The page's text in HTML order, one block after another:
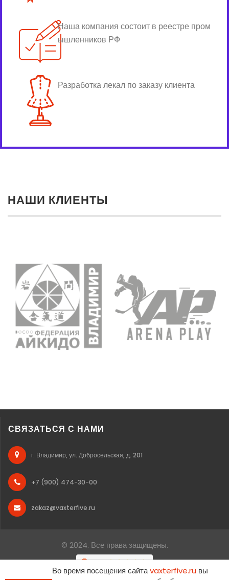
Наша компания состоит в реестре пром
ышленников РФ
Разработка лекал по заказу клиента
НАШИ КЛИЕНТЫ
СВЯЗАТЬСЯ С НАМИ
г. Владимир, ул. Добросельская, д. 201
+7 (900) 474-30-00
zakaz@vaxterfive.ru
© 2024. Все права защищены.
Во время посещения сайтаvaxterfive.ru вы